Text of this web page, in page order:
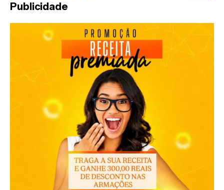
Publicidade